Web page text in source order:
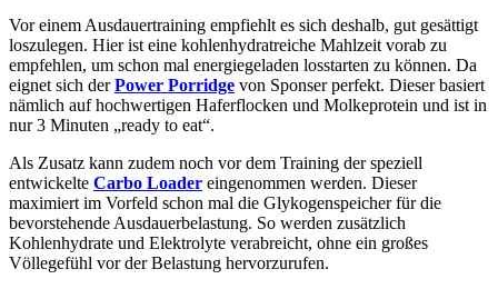
Vor einem Ausdauertraining empfiehlt es sich deshalb, gut gesättigt
loszulegen. Hier ist eine kohlenhydratreiche Mahlzeit vorab zu
empfehlen, um schon mal energiegeladen losstarten zu können. Da
eignet sich derPower Porridge von Sponser perfekt. Dieser basiert
nämlich auf hochwertigen Haferflocken und Molkeprotein und ist in
nur 3 Minuten „ready to eat“.
Als Zusatz kann zudem noch vor dem Training der speziell
entwickelte Carbo Loader eingenommen werden. Dieser
maximiert im Vorfeld schon mal die Glykogenspeicher für die
bevorstehende Ausdauerbelastung. So werden zusätzlich
Kohlenhydrate und Elektrolyte verabreicht, ohne ein großes
Völlegefühl vor der Belastung hervorzurufen.